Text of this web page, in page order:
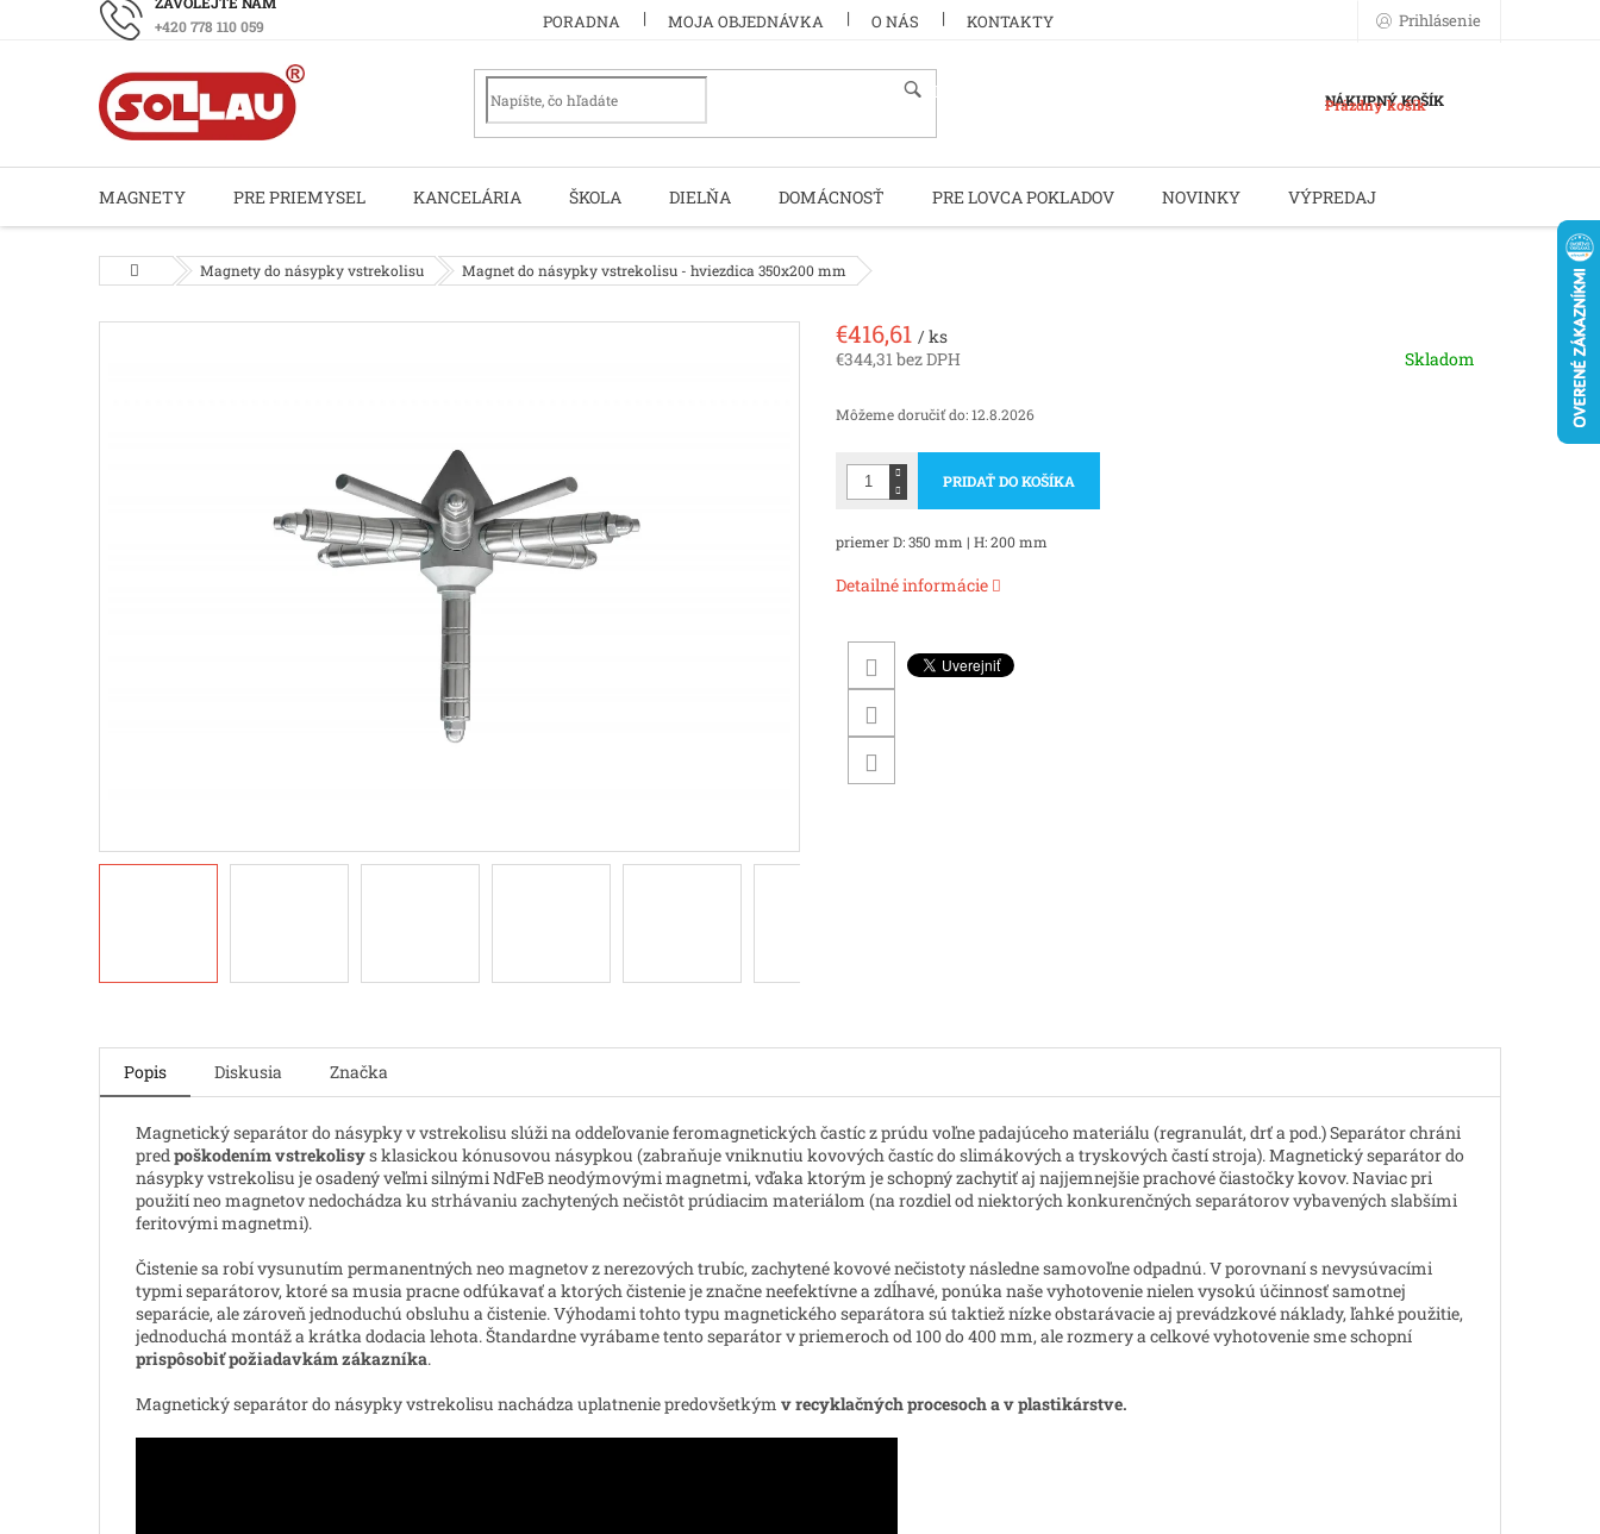
+420 778 110 059 PORADNA MOJA OBJEDNÁVKA O NÁS KONTAKTY Prihlásenie
HĽADAŤ NÁKUPNÝ KOŠÍK
Prázdny košík
MAGNETY PRE PRIEMYSEL KANCELÁRIA ŠKOLA DIELŇA DOMÁCNOSŤ PRE LOVCA POKLADOV NOVINKY VÝPREDAJ
DomovMagnety do násypky vstrekolisu Magnet do násypky vstrekolisu - hviezdica 350x200 mm
€416,61 / ks
€344,31 bez DPH
cena:
Skladom
Môžeme doručiť do:12.8.2026
PRIDAŤ DO KOŠÍKA
priemer D: 350 mm | H: 200 mm
Detailné informácie
Popis Diskusia Značka
Magnetický separátor do násypky v vstrekolisu slúži na oddeľovanie feromagnetických častíc z prúdu voľne padajúceho materiálu (regranulát, drť a pod.) Separátor chráni
pred poškodením vstrekolisys klasickou kónusovou násypkou (zabraňuje vniknutiu kovových častíc do slimákových a tryskových častí stroja). Magnetický separátor do
násypky vstrekolisu je osadený veľmi silnými NdFeB neodýmovými magnetmi, vďaka ktorým je schopný zachytiť aj najjemnejšie prachové čiastočky kovov. Naviac pri
použití neo magnetov nedochádza ku strhávaniu zachytených nečistôt prúdiacim materiálom (na rozdiel od niektorých konkurenčných separátorov vybavených slabšími
feritovými magnetmi).
Čistenie sa robí vysunutím permanentných neo magnetov z nerezových trubíc, zachytené kovové nečistoty následne samovoľne odpadnú. V porovnaní s nevysúvacími
typmi separátorov, ktoré sa musia pracne odfúkavať a ktorých čistenie je značne neefektívne a zdĺhavé, ponúka naše vyhotovenie nielen vysokú účinnosť samotnej
separácie, ale zároveň jednoduchú obsluhu a čistenie. Výhodami tohto typu magnetického separátora sú taktiež nízke obstarávacie aj prevádzkové náklady, ľahké použitie,
jednoduchá montáž a krátka dodacia lehota. Štandardne vyrábame tento separátor v priemeroch od 100 do 400 mm, ale rozmery a celkové vyhotovenie sme schopní
prispôsobiť požiadavkám zákazníka.
Magnetický separátor do násypky vstrekolisu nachádza uplatnenie predovšetkým v recyklačných procesoch a v plastikárstve.